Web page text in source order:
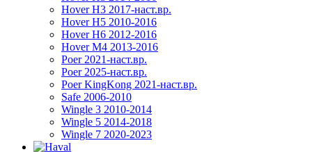
Hover H3 2017-наст.вр.
Hover H5 2010-2016
Hover H6 2012-2016
Hover M4 2013-2016
Poer 2021-наст.вр.
Poer 2025-наст.вр.
Poer KingKong 2021-наст.вр.
Safe 2006-2010
Wingle 3 2010-2014
Wingle 5 2014-2018
Wingle 7 2020-2023